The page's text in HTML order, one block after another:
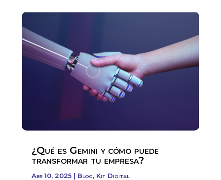
¿Qué es Gemini y cómo puede
transformar tu empresa?
Abr 10, 2025| Blog, Kit Digital